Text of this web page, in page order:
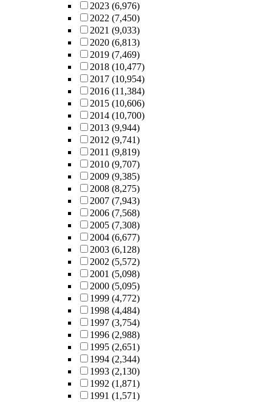
2023 (6,976)
2022 (7,450)
2021 (9,033)
2020 (6,813)
2019 (7,469)
2018 (10,477)
2017 (10,954)
2016 (11,384)
2015 (10,606)
2014 (10,700)
2013 (9,944)
2012 (9,741)
2011 (9,819)
2010 (9,707)
2009 (9,385)
2008 (8,275)
2007 (7,943)
2006 (7,568)
2005 (7,308)
2004 (6,677)
2003 (6,128)
2002 (5,572)
2001 (5,098)
2000 (5,095)
1999 (4,772)
1998 (4,484)
1997 (3,754)
1996 (2,988)
1995 (2,651)
1994 (2,344)
1993 (2,130)
1992 (1,871)
1991 (1,571)